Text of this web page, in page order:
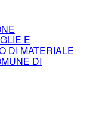
E
DI MATERIALE
DI